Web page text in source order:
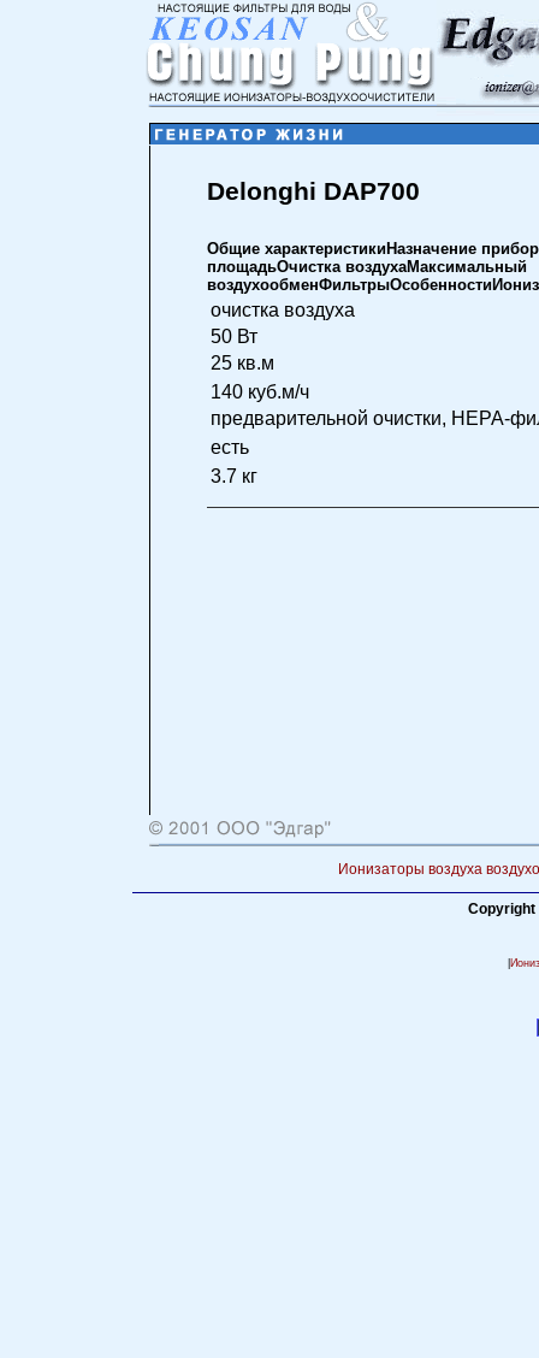
Delonghi DAP700
Общие характеристикиНазначение
площадьОчистка воздухаМаксимальный
очистка воздуха
50 Вт
25 кв.м
140 куб.м/ч
предварительной очистки, НЕРА-
есть
3.7 кг
Ионизаторы воздуха
Copyright